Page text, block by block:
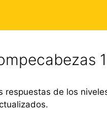
1
respuestas de los